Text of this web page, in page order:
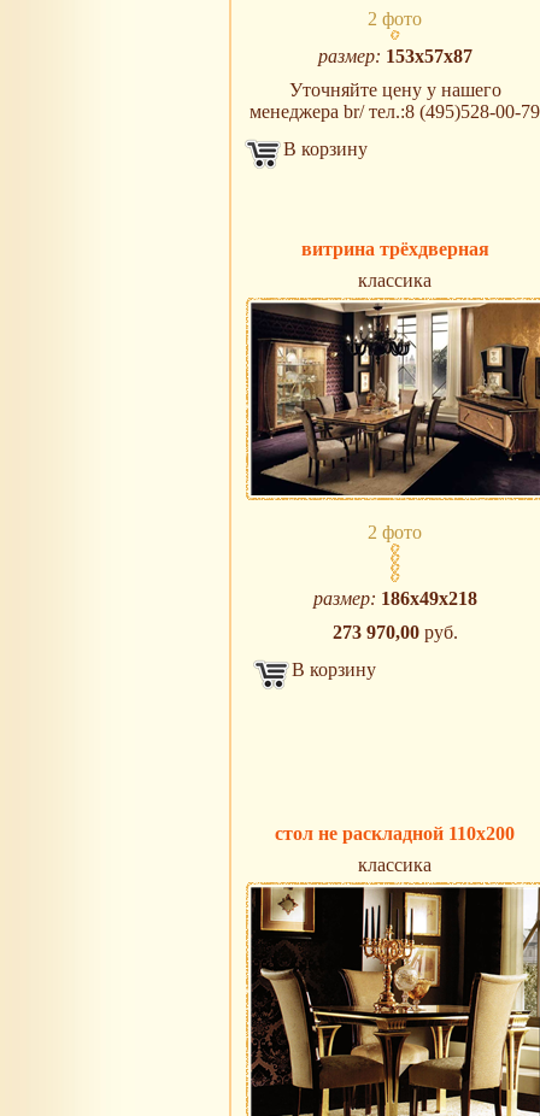
2 фото
размер: 153х57х87
Уточняйте цену у нашего
менеджера br/ тел.:8 (495)528-00-79
В корзину
витрина трёхдверная
классика
2 фото
размер: 186х49х218
273 970,00руб.
В корзину
стол не раскладной 110х200
классика